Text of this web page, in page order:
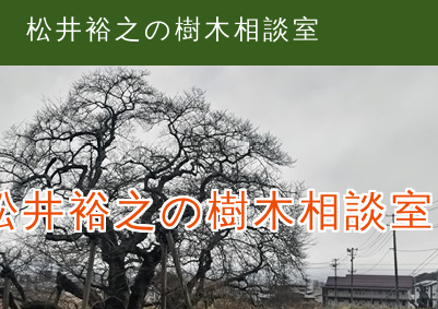
松井裕之の樹木相談室
裕之の樹木相談室